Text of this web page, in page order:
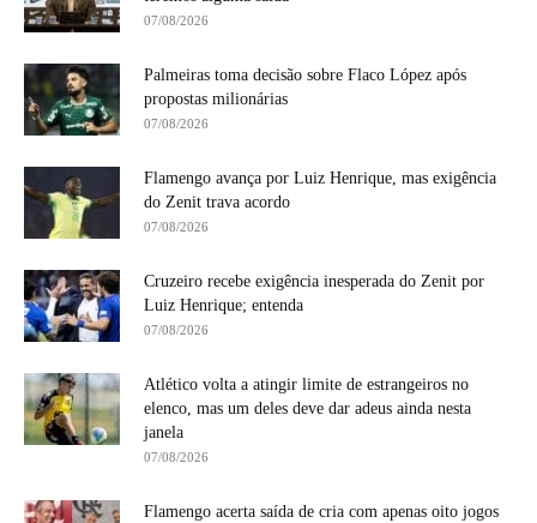
07/08/2026
Palmeiras toma decisão sobre Flaco López após
propostas milionárias
07/08/2026
Flamengo avança por Luiz Henrique, mas exigência
do Zenit trava acordo
07/08/2026
Cruzeiro recebe exigência inesperada do Zenit por
Luiz Henrique; entenda
07/08/2026
Atlético volta a atingir limite de estrangeiros no
elenco, mas um deles deve dar adeus ainda nesta
janela
07/08/2026
Flamengo acerta saída de cria com apenas oito jogos